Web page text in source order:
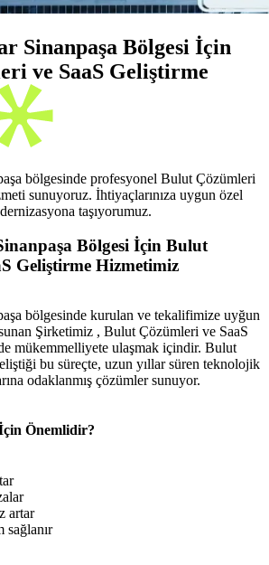
Sinanpaşa Bölgesi İçin
ve SaaS Geliştirme
bölgesinde profesyonel Bulut Çözümleri
sunuyoruz. İhtiyaçlarınıza uygun özel
taşıyorumuz.
Bölgesi İçin Bulut
Geliştirme Hizmetimiz
bölgesinde kurulan ve tekalifimize uyğun
Şirketimiz , Bulut Çözümleri ve SaaS
mükemmelliyete ulaşmak içindir. Bulut
bu süreçte, uzun yıllar süren teknolojik
odaklanmış çözümler sunuyor.
Önemlidir?
artar
sağlanır